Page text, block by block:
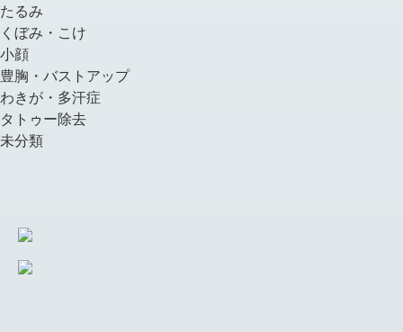
たるみ
くぼみ・こけ
小顔
豊胸・バストアップ
わきが・多汗症
タトゥー除去
未分類